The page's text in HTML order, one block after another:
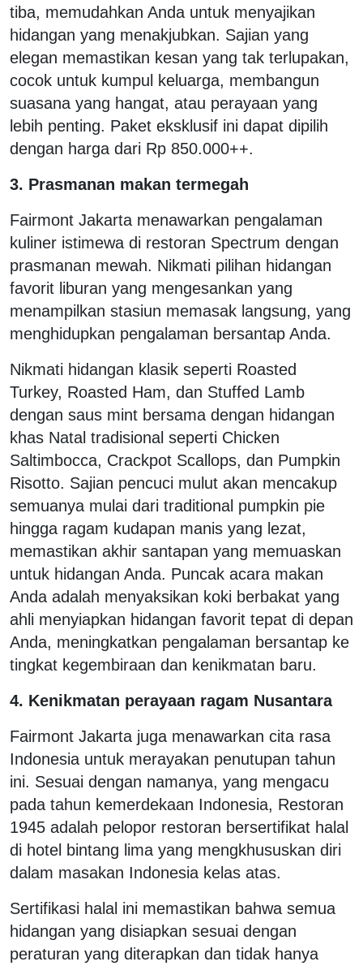
tiba, memudahkan Anda untuk menyajikan
hidangan yang menakjubkan. Sajian yang
elegan memastikan kesan yang tak terlupakan,
cocok untuk kumpul keluarga, membangun
suasana yang hangat, atau perayaan yang
lebih penting. Paket eksklusif ini dapat dipilih
dengan harga dari Rp 850.000++.
3. Prasmanan makan termegah
Fairmont Jakarta menawarkan pengalaman
kuliner istimewa di restoran Spectrum dengan
prasmanan mewah. Nikmati pilihan hidangan
favorit liburan yang mengesankan yang
menampilkan stasiun memasak langsung, yang
menghidupkan pengalaman bersantap Anda.
Nikmati hidangan klasik seperti Roasted
Turkey, Roasted Ham, dan Stuffed Lamb
dengan saus mint bersama dengan hidangan
khas Natal tradisional seperti Chicken
Saltimbocca, Crackpot Scallops, dan Pumpkin
Risotto. Sajian pencuci mulut akan mencakup
semuanya mulai dari traditional pumpkin pie
hingga ragam kudapan manis yang lezat,
memastikan akhir santapan yang memuaskan
untuk hidangan Anda. Puncak acara makan
Anda adalah menyaksikan koki berbakat yang
ahli menyiapkan hidangan favorit tepat di depan
Anda, meningkatkan pengalaman bersantap ke
tingkat kegembiraan dan kenikmatan baru.
4. Kenikmatan perayaan ragam Nusantara
Fairmont Jakarta juga menawarkan cita rasa
Indonesia untuk merayakan penutupan tahun
ini. Sesuai dengan namanya, yang mengacu
pada tahun kemerdekaan Indonesia, Restoran
1945 adalah pelopor restoran bersertifikat halal
di hotel bintang lima yang mengkhususkan diri
dalam masakan Indonesia kelas atas.
Sertifikasi halal ini memastikan bahwa semua
hidangan yang disiapkan sesuai dengan
peraturan yang diterapkan dan tidak hanya